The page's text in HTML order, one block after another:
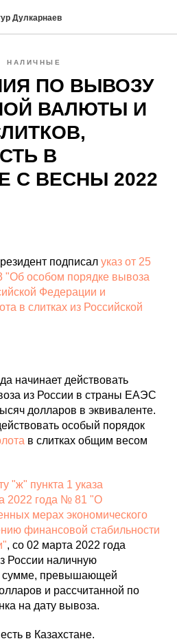
Дулкарнаев
НАЛИЧНЫЕ
ПО ВЫВОЗУ
ВАЛЮТЫ И
В
С ВЕСНЫ 2022
подписал указ от 25
"Об особом порядке вывоза
Федерации и
в слитках из Российской
начинает действовать
из России в страны ЕАЭС
долларов в эквиваленте.
особый порядок
в слитках общим весом
"ж" пункта 1 указа
2022 года № 81 "О
мерах экономического
финансовой стабильности
, со 02 марта 2022 года
России наличную
сумме, превышающей
и рассчитанной по
на дату вывоза.
в Казахстане.